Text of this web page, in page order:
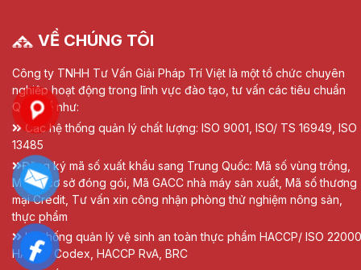
VỀ CHÚNG TÔI
Công ty TNHH Tư Vấn Giải Pháp Trí Việt là một tổ chức chuyên
nghiệp hoạt động trong lĩnh vực đào tạo, tư vấn các tiêu chuẩn
Quốc tế như:
Các hệ thống quản lý chất lượng: ISO 9001, ISO/ TS 16949, ISO
13485
Đăng ký mã số xuất khẩu sang Trung Quốc: Mã số vùng trồng,
Mã số cơ sở đóng gói, Mã GACC nhà máy sản xuất, Mã số thương
mại Credit, Tư vấn xin công nhận phòng thử nghiệm nông sản,
thực phẩm
Hệ thống quản lý vệ sinh an toàn thực phẩm HACCP/ ISO
HACCP Codex, HACCP RvA, BRC